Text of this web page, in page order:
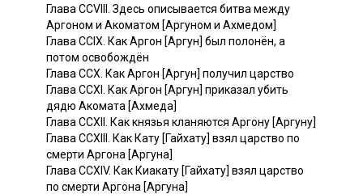
Глава CCVIII. Здесь описывается битва между
Аргоном и Акоматом [Аргуном и Ахмедом]
Глава CCIX. Как Аргон [Аргун] был полонён, а
потом освобождён
Глава ССХ. Как Аргон [Аргун] получил царство
Глава CCXI. Как Аргон [Аргун] приказал убить
дядю Акомата [Ахмеда]
Глава ССХII. Как князья кланяются Аргону [Аргуну]
Глава CCXIII. Как Кату [Гайхату] взял царство по
смерти Аргона [Аргуна]
Глава CCXIV. Как Киакату [Гайхату] взял царство
по смерти Аргона [Аргуна]